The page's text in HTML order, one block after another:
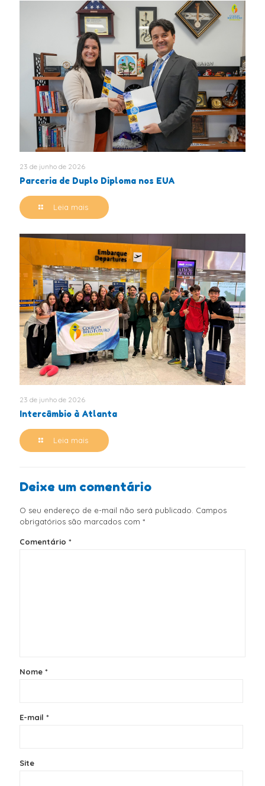
23 de junho de 2026
Parceria de Duplo Diploma nos EUA
Leia mais
23 de junho de 2026
Intercâmbio à Atlanta
Leia mais
Deixe um comentário
O seu endereço de e-mail não será publicado. Campos
obrigatórios são marcados com *
Comentário *
Nome *
E-mail *
Site